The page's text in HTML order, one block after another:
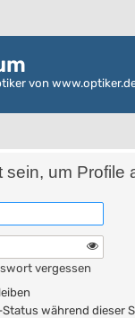
von
um Profile
vergessen
Status während dieser